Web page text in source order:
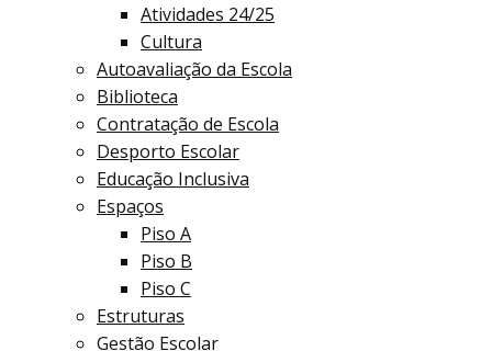
Atividades 24/25
Cultura
Autoavaliação da Escola
Biblioteca
Contratação de Escola
Desporto Escolar
Educação Inclusiva
Espaços
Piso A
Piso B
Piso C
Estruturas
Gestão Escolar